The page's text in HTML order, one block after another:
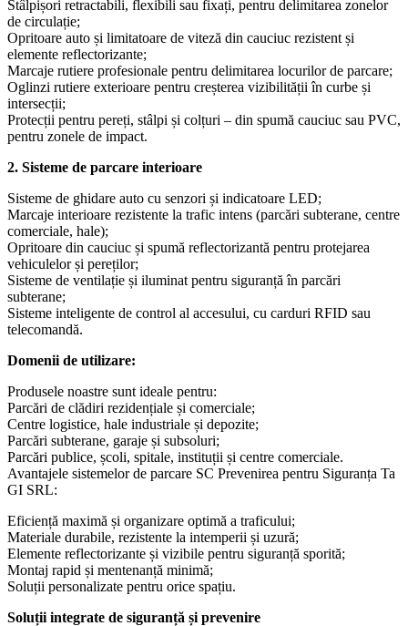
Stâlpișori retractabili, flexibili sau fixați, pentru delimitarea zonelor
de circulație;
Opritoare auto și limitatoare de viteză din cauciuc rezistent și
elemente reflectorizante;
Marcaje rutiere profesionale pentru delimitarea locurilor de parcare;
Oglinzi rutiere exterioare pentru creșterea vizibilității în curbe și
intersecții;
Protecții pentru pereți, stâlpi și colțuri – din spumă cauciuc sau PVC,
pentru zonele de impact.
2. Sisteme de parcare interioare
Sisteme de ghidare auto cu senzori și indicatoare LED;
Marcaje interioare rezistente la trafic intens (parcări subterane, centre
comerciale, hale);
Opritoare din cauciuc și spumă reflectorizantă pentru protejarea
vehiculelor și pereților;
Sisteme de ventilație și iluminat pentru siguranță în parcări
subterane;
Sisteme inteligente de control al accesului, cu carduri RFID sau
telecomandă.
Domenii de utilizare:
Produsele noastre sunt ideale pentru:
Parcări de clădiri rezidențiale și comerciale;
Centre logistice, hale industriale și depozite;
Parcări subterane, garaje și subsoluri;
Parcări publice, școli, spitale, instituții și centre comerciale.
Avantajele sistemelor de parcare SC Prevenirea pentru Siguranța Ta
GI SRL:
Eficiență maximă și organizare optimă a traficului;
Materiale durabile, rezistente la intemperii și uzură;
Elemente reflectorizante și vizibile pentru siguranță sporită;
Montaj rapid și mentenanță minimă;
Soluții personalizate pentru orice spațiu.
Soluții integrate de siguranță și prevenire